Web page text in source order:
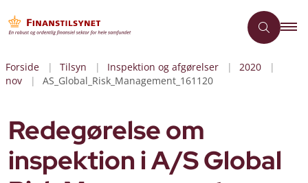
Forside Tilsyn Inspektion og afgørelser
2020
nov
AS_Global_Risk_Management_161120
Redegørelse om
inspektion i A/S Global